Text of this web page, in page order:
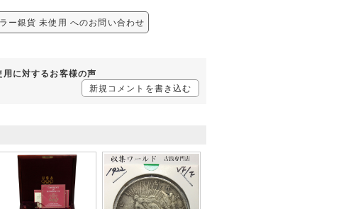
ー銀貨 未使用 へのお問い合わせ
に対するお客様の声
新規コメントを書き込む